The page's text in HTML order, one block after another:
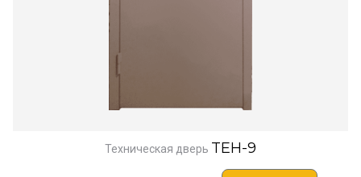
Техническая дверь TEH-9